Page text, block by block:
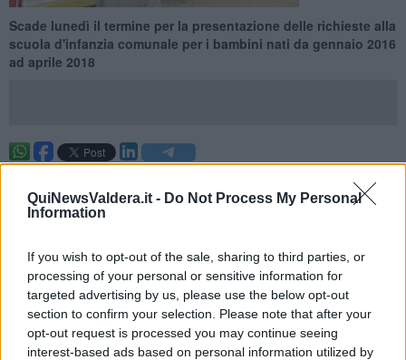
QuiNewsValdera.it - Do Not Process My Personal
Information
If you wish to opt-out of the sale, sharing to third parties, or
processing of your personal or sensitive information for
targeted advertising by us, please use the below opt-out
section to confirm your selection. Please note that after your
opt-out request is processed you may continue seeing
interest-based ads based on personal information utilized by
Scade lunedì il termine per la presentazione delle richieste alla
scuola d'infanzia comunale per i bambini nati da gennaio 2016
ad aprile 2018
scadono i termini per presentare la domanda per l'anno educativo
2018/2019 alnido d'infanzia comunale “La Coccinella”
Le domande di nuova iscrizione e quelle di rinnovo devono essere
presentateon line.